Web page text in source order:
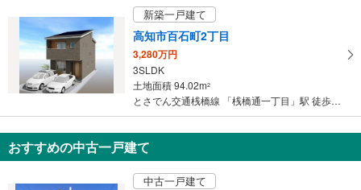
新築一戸建て
高知市百石町2丁目
3,280万円
3SLDK
土地面積 94.02m2
とさでん交通桟橋線 「桟橋通一丁目」駅 徒歩8分
おすすめの中古一戸建て
中古一戸建て